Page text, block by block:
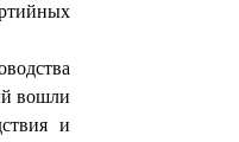
вошли
и